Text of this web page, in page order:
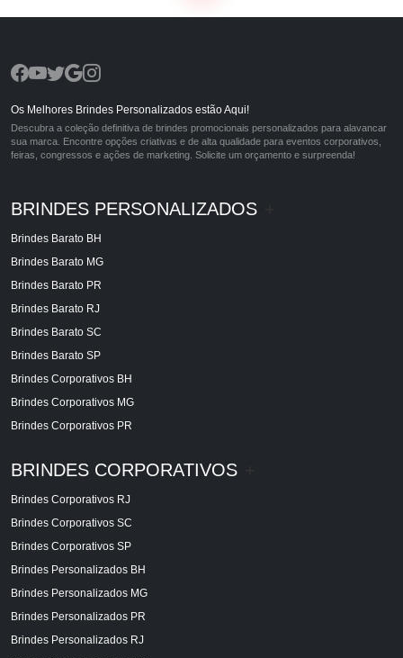
Os Melhores Brindes Personalizados estão Aqui!
Descubra a coleção definitiva de brindes promocionais personalizados para alavancar
sua marca. Encontre opções criativas e de alta qualidade para eventos corporativos,
feiras, congressos e ações de marketing. Solicite um orçamento e surpreenda!
BRINDES PERSONALIZADOS
Brindes Barato BH
Brindes Barato MG
Brindes Barato PR
Brindes Barato RJ
Brindes Barato SC
Brindes Barato SP
Brindes Corporativos BH
Brindes Corporativos MG
Brindes Corporativos PR
BRINDES CORPORATIVOS
Brindes Corporativos RJ
Brindes Corporativos SC
Brindes Corporativos SP
Brindes Personalizados BH
Brindes Personalizados MG
Brindes Personalizados PR
Brindes Personalizados RJ